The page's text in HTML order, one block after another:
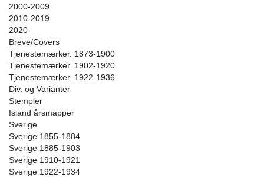
2000-2009
2010-2019
2020-
Breve/Covers
Tjenestemærker. 1873-1900
Tjenestemærker. 1902-1920
Tjenestemærker. 1922-1936
Div. og Varianter
Stempler
Island årsmapper
Sverige
Sverige 1855-1884
Sverige 1885-1903
Sverige 1910-1921
Sverige 1922-1934